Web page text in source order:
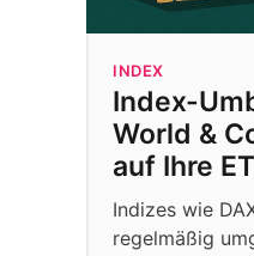
INDEX
Index-
World &
auf Ihre
Indizes wie
regelmäßig